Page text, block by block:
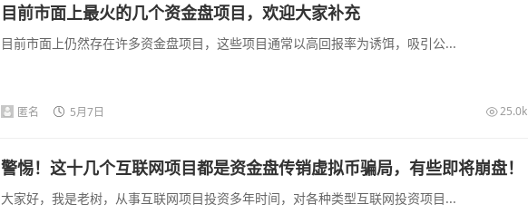
目前市面上最火的几个资金盘项目，欢迎大家补充
目前市面上仍然存在许多资金盘项目，这些项目通常以高回报率为诱饵，吸引公...
匿名 5月7日 25.0k
警惕！这十几个互联网项目都是资金盘传销虚拟币骗局，有些即将崩盘！
大家好，我是老树，从事互联网项目投资多年时间，对各种类型互联网投资项目...